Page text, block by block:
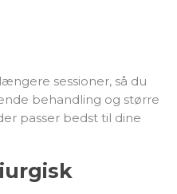
sessioner, så du
behandling og større
passer bedst til dine